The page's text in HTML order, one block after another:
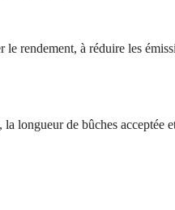
rendement, à réduire les
longueur de bûches acceptée